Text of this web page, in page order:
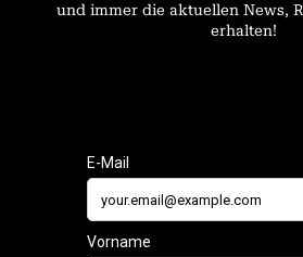
und immer die aktuellen News,
erhalten!